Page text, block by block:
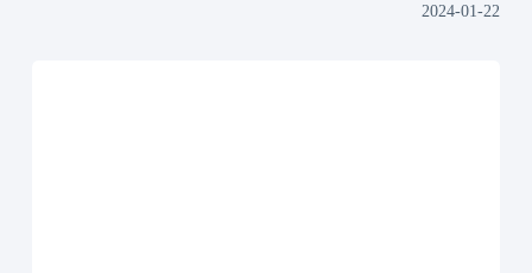
2024-01-22